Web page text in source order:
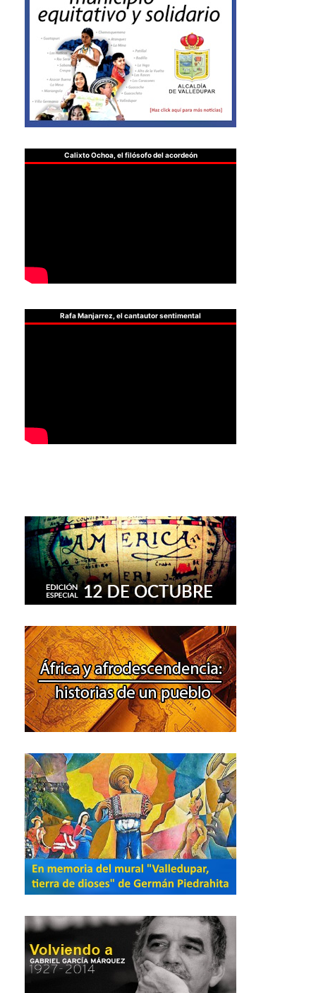
Calixto Ochoa, el filósofo del acordeón
Rafa Manjarrez, el cantautor sentimental